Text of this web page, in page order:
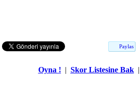
Paylas
Oyna ! | Skor Listesine Bak|